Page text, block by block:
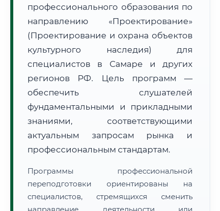
Формат учебы:
Дистанционно
🗺️ Зона обслуживания: г. Самара
Расчет логистики оригиналов:
• Маршрут транзита:~2 127 км
• Экспресс-доставка СДЭК / Почтой:3–5 рабочих дней
📜 Документы и аккредитация
🔍Нажмите на документ для увеличения и просмотра
профессионального образования по
направлению «Проектирование»
(Проектирование и охрана объектов
культурного наследия) для
специалистов в Самаре и других
регионов РФ. Цель программ —
обеспечить слушателей
фундаментальными и прикладными
знаниями, соответствующими
актуальным запросам рынка и
профессиональным стандартам.
Программы профессиональной
переподготовки ориентированы на
специалистов, стремящихся сменить